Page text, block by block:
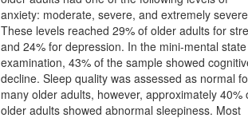
anxiety: moderate, severe, and extremely
These levels reached 29% of older adults for
and 24% for depression. In the mini-mental state
examination, 43% of the sample showed
decline. Sleep quality was assessed as normal
many older adults, however, approximately 40%
older adults showed abnormal sleepiness. Most